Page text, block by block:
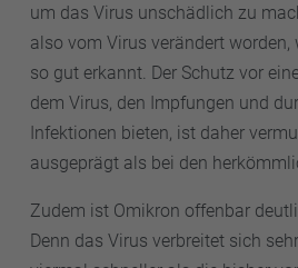
um das Virus unschädlich zu
also vom Virus verändert
so gut erkannt. Der Schutz vor
dem Virus, den Impfungen und
Infektionen bieten, ist daher
ausgeprägt als bei den
Zudem ist Omikron offenbar
Denn das Virus verbreitet sich